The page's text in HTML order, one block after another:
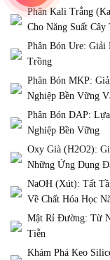
Phân Kali Trắng
Cho Năng Suất Cây
Phân Bón Ure: Giải
Trồng
Phân Bón MKP:
Nghiệp Bền Vững
Phân Bón DAP:
Nghiệp Bền Vững
Oxy Già (H2O2):
Những Ứng Dụng
NaOH (Xút): Tất
Về Chất Hóa Học
Mật Rỉ Đường: Từ
Tiễn
Khám Phá Keo